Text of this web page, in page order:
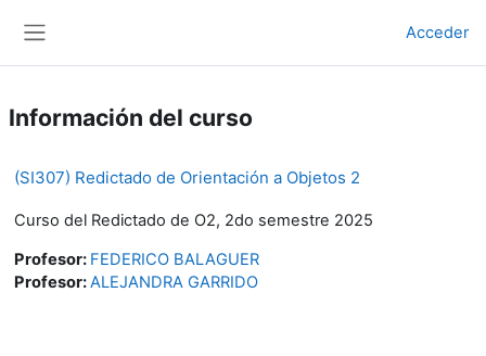
Acceder
Información del curso
(SI307) Redictado de Orientación a Objetos 2
Curso del Redictado de O2, 2do semestre 2025
Profesor: FEDERICO BALAGUER
Profesor:ALEJANDRA GARRIDO